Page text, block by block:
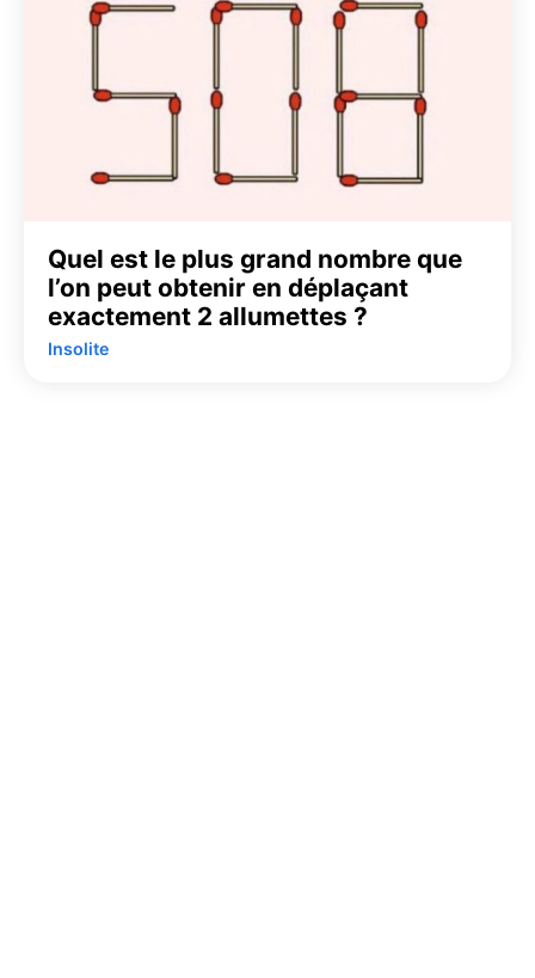
Quel est le plus grand nombre que
l’on peut obtenir en déplaçant
exactement 2 allumettes ?
Insolite